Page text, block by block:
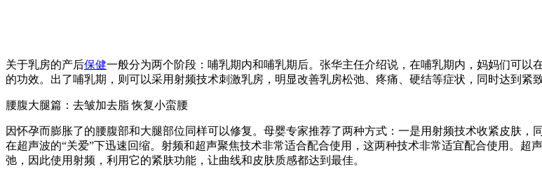
关于乳房的产后保健一般分为两个阶段：哺乳期内和哺乳期后。张华主任介绍说，在哺乳期内，妈妈们可
的功效。出了哺乳期，则可以采用射频技术刺激乳房，明显改善乳房松弛、疼痛、硬结等症状，同时达到紧
腰腹大腿篇：去皱加去脂 恢复小蛮腰
因怀孕而膨胀了的腰腹部和大腿部位同样可以修复。母婴专家推荐了两种方式：一是用射频技术收紧皮肤
在超声波的“关爱”下迅速回缩。射频和超声聚焦技术非常适合配合使用，这两种技术非常适宜配合使用。
弛，因此使用射频，利用它的紧肤功能，让曲线和皮肤质感都达到最佳。